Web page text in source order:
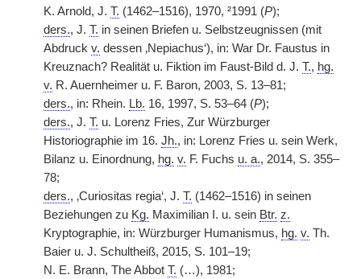
K. Arnold, J. T. (1462–1516), 1970, ²1991 (P);
ders., J. T. in seinen Briefen u. Selbstzeugnissen (mit
Abdruck v. dessen ‚Nepiachus‘), in: War Dr. Faustus in
Kreuznach? Realität u. Fiktion im Faust-Bild d. J. T., hg.
v. R. Auernheimer u. F. Baron, 2003, S. 13–81;
ders., in: Rhein. Lb. 16, 1997, S. 53–64 (P);
ders., J. T. u. Lorenz Fries, Zur Würzburger
Historiographie im 16. Jh., in: Lorenz Fries u. sein Werk,
Bilanz u. Einordnung, hg. v. F. Fuchs u. a., 2014, S. 355–
78;
ders., ‚Curiositas regia‘, J. T. (1462–1516) in seinen
Beziehungen zu Kg. Maximilian I. u. sein Btr. z.
Kryptographie, in: Würzburger Humanismus, hg. v. Th.
Baier u. J. Schultheiß, 2015, S. 101–19;
N. E. Brann, The Abbot T. (…), 1981;